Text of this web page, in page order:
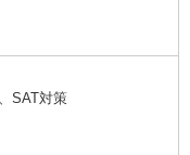
SAT対策